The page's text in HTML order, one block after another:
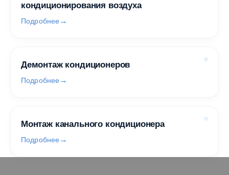
кондиционирования воздуха
Подробнее
Демонтаж кондиционеров
Подробнее
Монтаж канального кондиционера
Подробнее